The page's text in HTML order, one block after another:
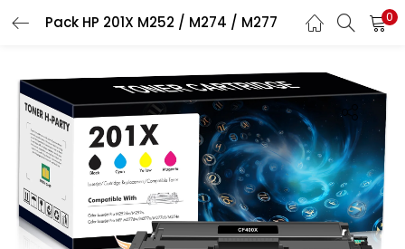
Pack HP 201X M252 / M274 / M277 0
Recherche
CONNEXION REGISTRE
Entrez votre nom d'utilisateur et le mot de passe pour vous
connecter.
Se souvenir de moi